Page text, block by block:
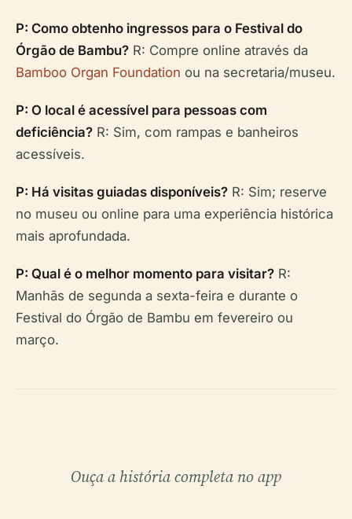
P: Como obtenho ingressos para o Festival do
Órgão de Bambu? R: Compre online através da
Bamboo Organ Foundation ou na secretaria/museu.
P: O local é acessível para pessoas com
deficiência? R: Sim, com rampas e banheiros
acessíveis.
P: Há visitas guiadas disponíveis? R: Sim; reserve
no museu ou online para uma experiência histórica
mais aprofundada.
P: Qual é o melhor momento para visitar? R:
Manhãs de segunda a sexta-feira e durante o
Festival do Órgão de Bambu em fevereiro ou
março.
Ouça a história completa no app